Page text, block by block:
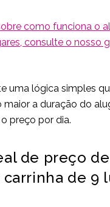
como funciona o
consulte o nosso
uma lógica simples
a duração do
preço por dia.
de preço de
de 9